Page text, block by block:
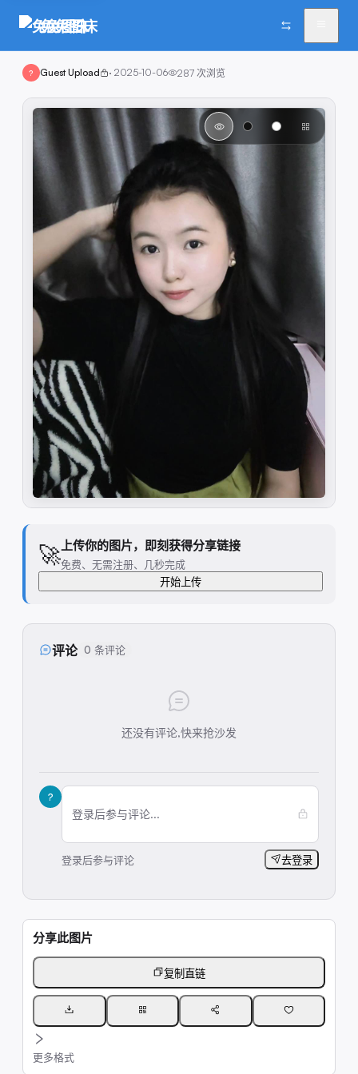
兔兔图床
? Guest Upload · 2025-10-06 287 次浏览
🚀上传你的图片，即刻获得分享链接
免费、无需注册、几秒完成
开始上传
评论 0 条评论
还没有评论,快来抢沙发
?
登录后参与评论...
登录后参与评论 去登录
分享此图片
复制直链
更多格式